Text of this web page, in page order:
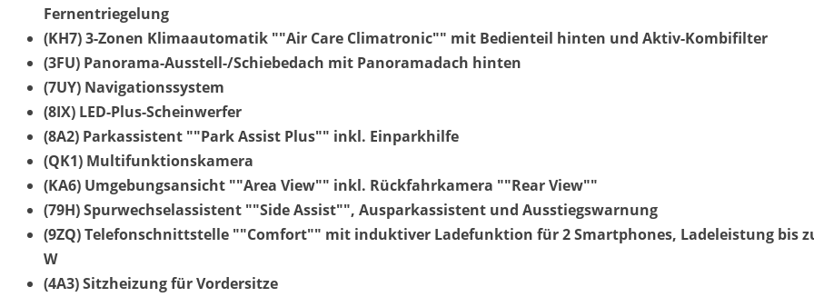
Fernentriegelung
(KH7) 3-Zonen Klimaautomatik ""Air Care Climatronic"" mit Bedienteil hinten und Aktiv-Kombifilter
(3FU) Panorama-Ausstell-/Schiebedach mit Panoramadach hinten
(7UY) Navigationssystem
(8IX) LED-Plus-Scheinwerfer
(8A2) Parkassistent ""Park Assist Plus"" inkl. Einparkhilfe
(QK1) Multifunktionskamera
(KA6) Umgebungsansicht ""Area View"" inkl. Rückfahrkamera ""Rear View""
(79H) Spurwechselassistent ""Side Assist"", Ausparkassistent und Ausstiegswarnung
(9ZQ) Telefonschnittstelle ""Comfort"" mit induktiver Ladefunktion für 2 Smartphones, Ladeleistung bis
W
(4A3) Sitzheizung für Vordersitze